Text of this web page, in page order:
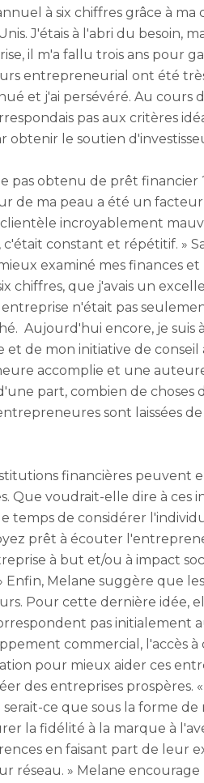
à six chiffres grâce à
J'étais à l'abri du besoin,
il m'a fallu trois ans pour
entrepreneurial ont été
et j'ai persévéré. Au cours
pas aux critères
obtenir le soutien
pas obtenu de prêt financier
de ma peau a été un
incroyablement
constant et répétitif. »
examiné mes finances
chiffres, que j'avais un
entreprise n'était pas
Aujourd'hui encore, je
de mon initiative de conseil
accomplie et une auteure
part, combien de choses
sont laissées
financières peuvent
Que voudrait-elle dire à ces
temps de considérer
prêt à écouter
à but et/ou à impact
Enfin, Melane suggère que
Pour cette dernière idée,
pas initialement
commercial, l'accès à
pour mieux aider ces
des entreprises prospères.
ce que sous la forme de
la fidélité à la marque à
en faisant part de leur
réseau. » Melane